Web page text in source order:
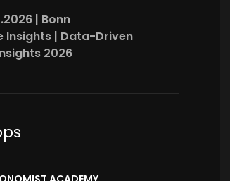
| Bonn
Insights | Data-Driven
2026